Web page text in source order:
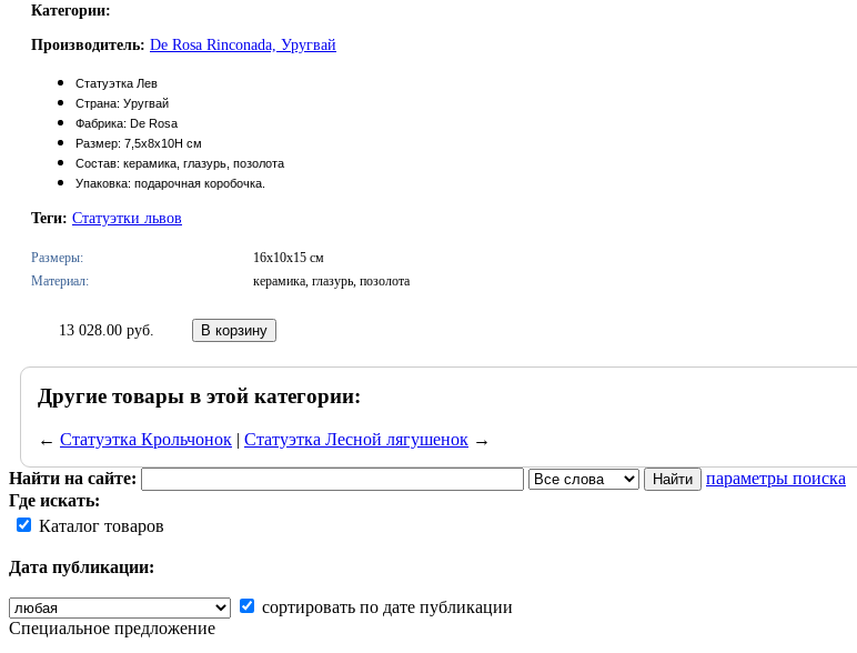
Категории:
Производитель: De Rosa Rinconada, Уругвай
Статуэтка Лев
Страна: Уругвай
Фабрика: De Rosa
Размер: 7,5х8х10H см
Состав: керамика, глазурь, позолота
Упаковка: подарочная коробочка.
Теги: Статуэтки львов
Размеры:
16x10x15 см
Материал:
керамика, глазурь, позолота
13 028.00 руб.
Другие товары в этой категории:
← Статуэтка Крольчонок | Статуэтка Лесной лягушенок →
Найти на сайте:
параметры поиска
Где искать:
Каталог товаров
Дата публикации:
сортировать по дате публикации
Специальное предложение